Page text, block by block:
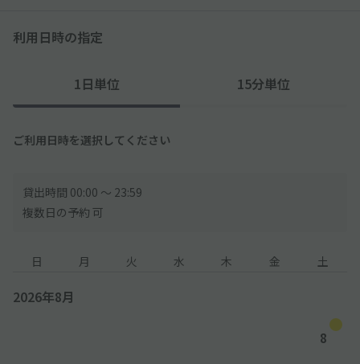
利用日時の指定
1日単位 15分単位
ご利用日時を選択してください
貸出時間 00:00 〜 23:59
複数日の予約 可
日 月 火 水 木 金 土
2026年8月
8